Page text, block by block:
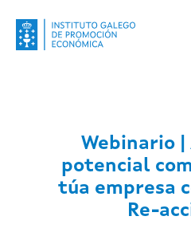
Webinario |
potencial
túa empresa
Re-